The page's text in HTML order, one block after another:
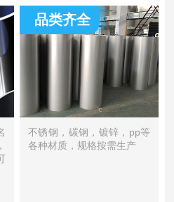
品类齐全
不锈钢，碳钢，镀锌，pp等
各种材质，规格按需生产